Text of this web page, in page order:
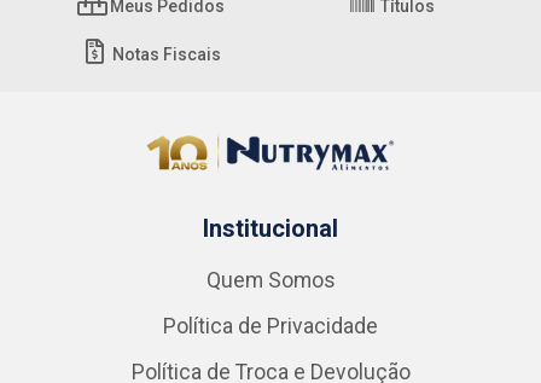
Meus Pedidos Títulos
Notas Fiscais
Institucional
Quem Somos
Política de Privacidade
Política de Troca e Devolução